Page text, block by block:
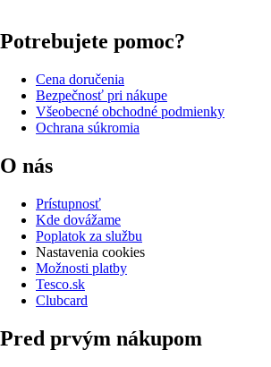
Potrebujete pomoc?
Cena doručenia
Bezpečnosť pri nákupe
Všeobecné obchodné podmienky
Ochrana súkromia
O nás
Prístupnosť
Kde dovážame
Poplatok za službu
Nastavenia cookies
Možnosti platby
Tesco.sk
Clubcard
Pred prvým nákupom